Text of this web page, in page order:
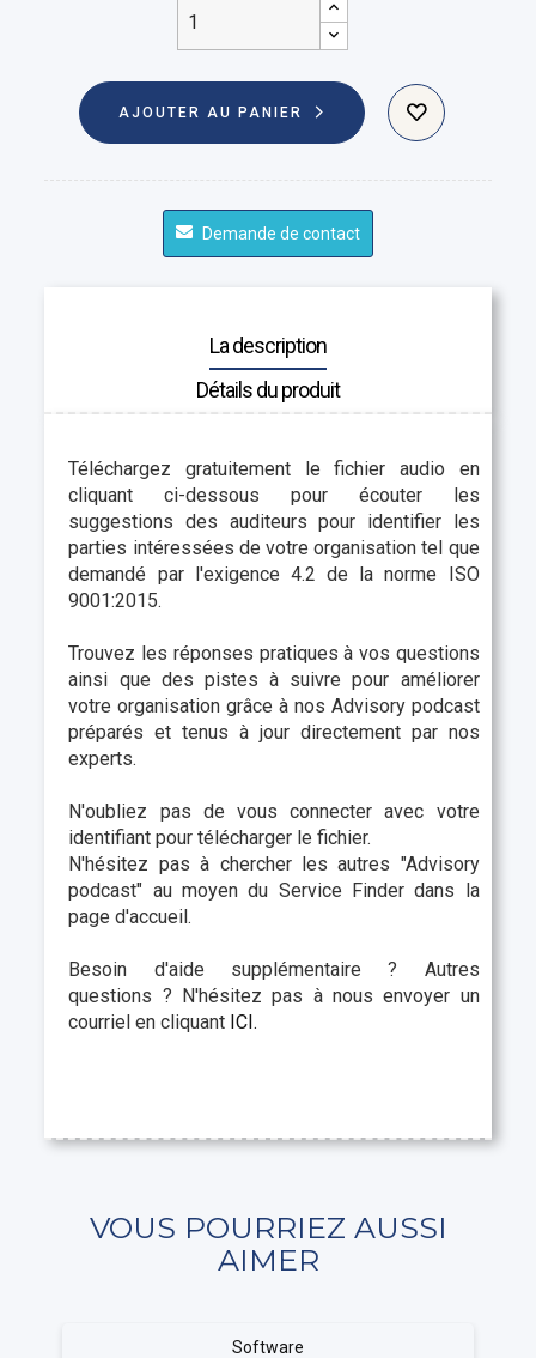
AJOUTER AU PANIER
Demande de contact
La description
Détails du produit
Téléchargez gratuitement le fichier audio en
cliquant ci-dessous pour écouter les
suggestions des auditeurs pour identifier les
parties intéressées de votre organisation tel que
demandé par l'exigence 4.2 de la norme ISO
9001:2015.
Trouvez les réponses pratiques à vos questions
ainsi que des pistes à suivre pour améliorer
votre organisation grâce à nos Advisory podcast
préparés et tenus à jour directement par nos
experts.
N'oubliez pas de vous connecter avec votre
identifiant pour télécharger le fichier.
N'hésitez pas à chercher les autres "Advisory
podcast" au moyen du Service Finder dans la
page d'accueil.
Besoin d'aide supplémentaire ? Autres
questions ? N'hésitez pas à nous envoyer un
courriel en cliquant ICI.
VOUS POURRIEZ AUSSI
AIMER
Software